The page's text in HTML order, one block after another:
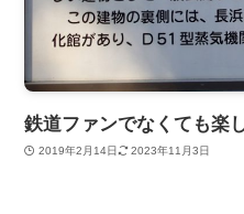
鉄道ファンでなくても楽
2019年2月14日 2023年11月3日